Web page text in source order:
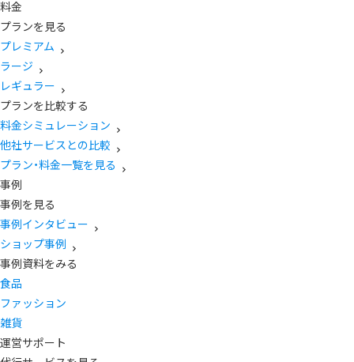
料金
プランを見る
プレミアム
ラージ
レギュラー
プランを比較する
料金シミュレーション
他社サービスとの比較
プラン・料金一覧を見る
事例
事例を見る
事例インタビュー
ショップ事例
事例資料をみる
食品
ファッション
雑貨
運営サポート